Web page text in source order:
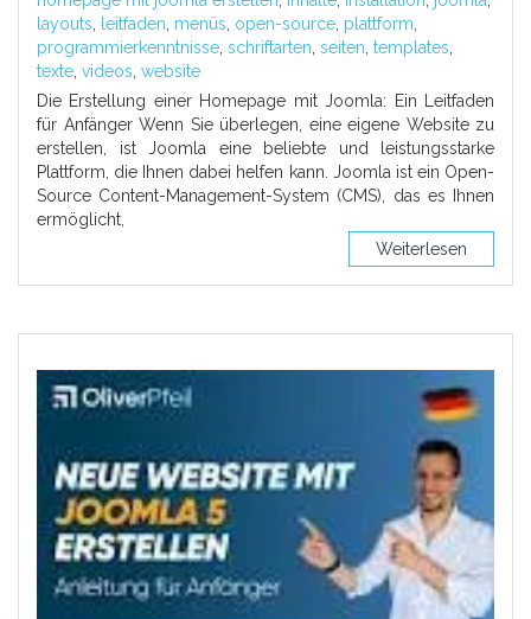
layouts
leitfaden menüs open-source plattform
programmierkenntnisse schriftarten seiten templates
texte videos website
Die Erstellung einer Homepage mit Joomla: Ein Leitfaden
für Anfänger Wenn Sie überlegen, eine eigene Website zu
erstellen, ist Joomla eine beliebte und leistungsstarke
Plattform, die Ihnen dabei helfen kann. Joomla ist ein Open-
Source Content-Management-System (CMS), das es Ihnen
ermöglicht,
Weiterlesen